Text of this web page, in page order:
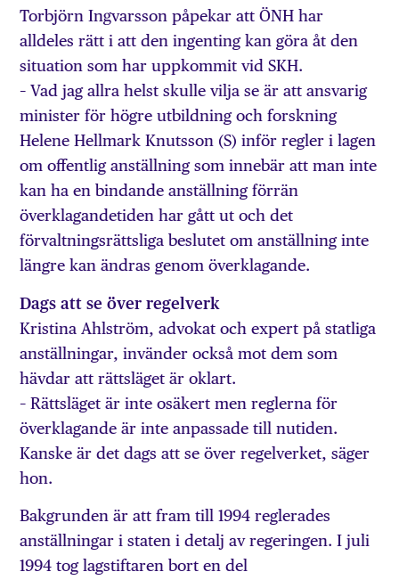
Torbjörn Ingvarsson påpekar att ÖNH har
alldeles rätt i att den ingenting kan göra åt den
situation som har uppkommit vid SKH.
– Vad jag allra helst skulle vilja se är att ansvarig
minister för högre utbildning och forskning
Helene Hellmark Knutsson (S) inför regler i lagen
om offentlig anställning som innebär att man inte
kan ha en bindande anställning förrän
överklagandetiden har gått ut och det
förvaltningsrättsliga beslutet om anställning inte
längre kan ändras genom överklagande.
Dags att se över regelverk
Kristina Ahlström, advokat och expert på statliga
anställningar, invänder också mot dem som
hävdar att rättsläget är oklart.
– Rättsläget är inte osäkert men reglerna för
överklagande är inte anpassade till nutiden.
Kanske är det dags att se över regelverket, säger
hon.
Bakgrunden är att fram till 1994 reglerades
anställningar i staten i detalj av regeringen. I juli
1994 tog lagstiftaren bort en del